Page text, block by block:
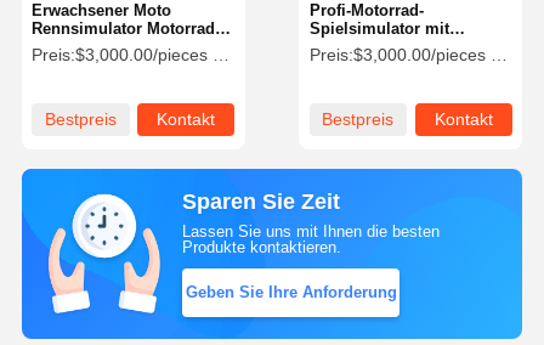
Erwachsener Moto
Rennsimulator Motorrad
Fahrsimulator für
Einkaufszentrum
Preis:$3,000.00/pieces 1-4 pieces
Bestpreis Kontakt
Profi-Motorrad-
Spielsimulator mit
verstellbarem
realistischem Design
Preis:$3,000.00/pieces 1-4 pieces
Bestpreis Kontakt
Sparen Sie Zeit
Lassen Sie uns mit Ihnen die besten
Produkte kontaktieren.
Geben Sie Ihre Anforderung